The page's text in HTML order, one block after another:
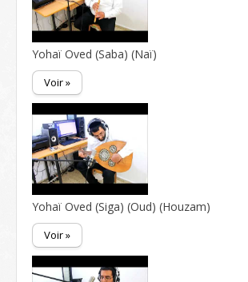
Yohaï Oved (Saba) (Naï)
Voir »
Yohaï Oved (Siga) (Oud) (Houzam)
Voir »